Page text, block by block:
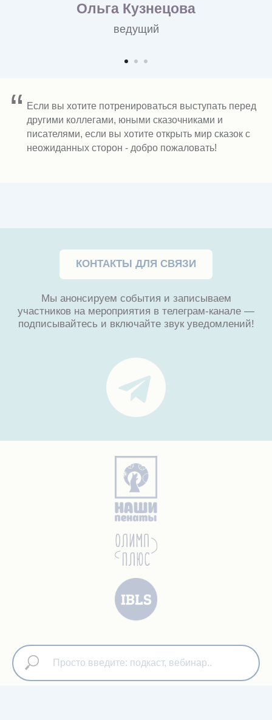
Ольга Кузнецова
ведущий
“ Если вы хотите потренироваться выступать перед
другими коллегами, юными сказочниками и
писателями, если вы хотите открыть мир сказок с
неожиданных сторон - добро пожаловать!